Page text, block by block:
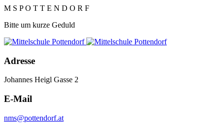
M S PO T T E N D O R F
Bitte um kurze Geduld
Adresse
Johannes Heigl Gasse 2
E-Mail
nms@pottendorf.at